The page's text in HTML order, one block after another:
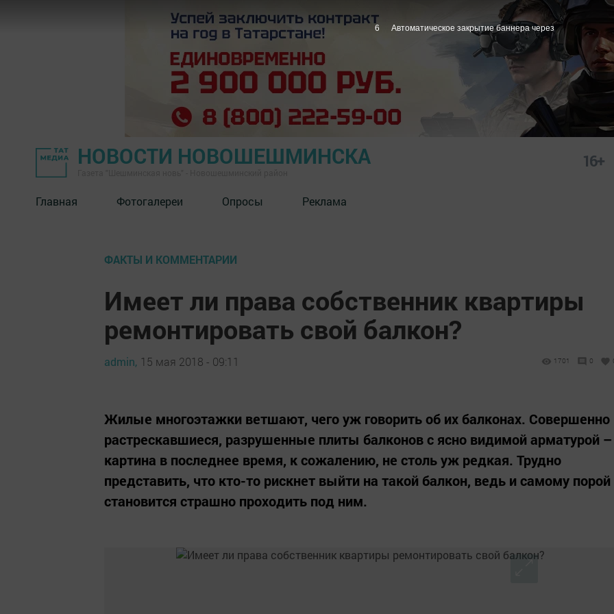
НОВОСТИ НОВОШЕШМИНСКА 16+
Главная Фотогалереи Опросы Реклама
ФАКТЫ И КОММЕНТАРИИ
Имеет ли права собственник квартиры
ремонтировать свой балкон?
admin, 15 мая 2018 - 09:11 1701 0
Жилые многоэтажки ветшают, чего уж говорить об их балконах. Совершенно
растрескавшиеся, разрушенные плиты балконов с ясно видимой арматурой –
картина в последнее время, к сожалению, не столь уж редкая. Трудно
представить, что кто-то рискнет выйти на такой балкон, ведь и самому порой
становится страшно проходить под ним.
5 Автоматическое закрытие баннера через